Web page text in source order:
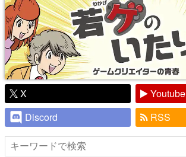
X
Youtube
Discord
RSS